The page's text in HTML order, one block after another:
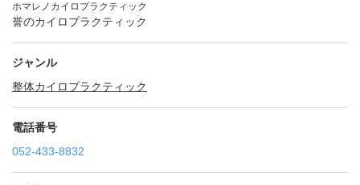
ホマレノカイロプラクティック
誉のカイロプラクティック
ジャンル
整体カイロプラクティック
電話番号
052-433-8832